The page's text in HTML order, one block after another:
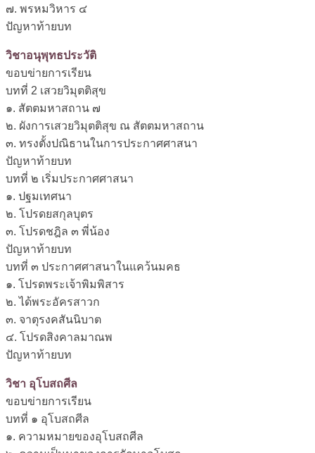
๗. พรหมวิหาร ๔
ปัญหาท้ายบท
วิชาอนุพุทธประวัติ
ขอบข่ายการเรียน
บทที่ 2 เสวยวิมุตติสุข
๑. สัตตมหาสถาน ๗
๒. ผังการเสวยวิมุตติสุข ณ สัตตมหาสถาน
๓. ทรงตั้งปณิธานในการประกาศศาสนา
ปัญหาท้ายบท
บทที่ ๒ เริ่มประกาศศาสนา
๑. ปฐมเทศนา
๒. โปรดยสกุลบุตร
๓. โปรดชฎิล ๓ พี่น้อง
ปัญหาท้ายบท
บทที่ ๓ ประกาศศาสนาในแคว้นมคธ
๑. โปรดพระเจ้าพิมพิสาร
๒. ได้พระอัครสาวก
๓. จาตุรงคสันนิบาต
๔. โปรดสิงคาลมาณพ
ปัญหาท้ายบท
วิชา อุโบสถศีล
ขอบข่ายการเรียน
บทที่ ๑ อุโบสถศีล
๑. ความหมายของอุโบสถศีล